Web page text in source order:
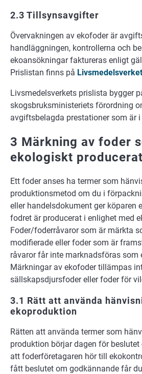
2.3 Tillsynsavgifter
Övervakningen av ekofoder är
handläggningen, kontrollerna och
ekoansökningar faktureras enligt
Prislistan finns på
Livsmedelsverkets prislista bygger
skogsbruksministeriets förordning
avgiftsbelagda prestationer som är
3 Märkning av foder
ekologiskt producerat
Ett foder anses ha termer som
produktionsmetod om du i
eller handelsdokument ger köparen
fodret är producerat i enlighet med
Foder/foderråvaror som är märkta
modifierade eller foder som är
råvaror får inte marknadsföras som
Märkningar av ekofoder tillämpas
sällskapsdjursfoder eller foder för
3.1 Rätt att använda
ekoproduktion
Rätten att använda termer som
produktion börjar dagen för
att foderföretagaren hör till
fått beslutet om godkännande får